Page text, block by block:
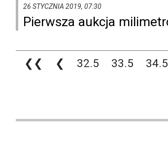
26 STYCZNIA 2019, 07:30
Pierwsza aukcja
❮❮ ❮ 32.5 33.5 34.5